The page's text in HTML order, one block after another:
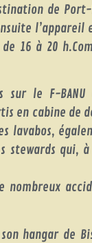
de
16 à 20
le F-
en cabine de
lavabos,
stewards qui,
nombreux
hangar de